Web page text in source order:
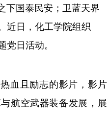
下国泰民安 ；卫蓝天界
近日，化工学院组织
党日活动。
血且励志的影片，影片
航空武器装备发展， 展